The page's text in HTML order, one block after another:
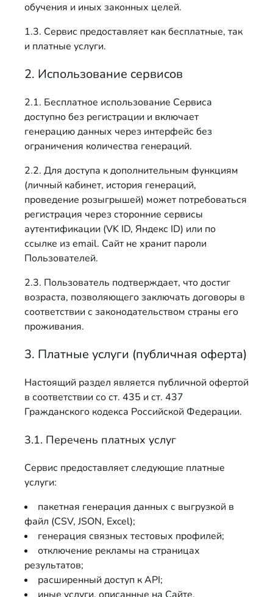
обучения и иных законных целей.
1.3. Сервис предоставляет как бесплатные, так
и платные услуги.
2. Использование сервисов
2.1. Бесплатное использование Сервиса
доступно без регистрации и включает
генерацию данных через интерфейс без
ограничения количества генераций.
2.2. Для доступа к дополнительным функциям
(личный кабинет, история генераций,
проведение розыгрышей) может потребоваться
регистрация через сторонние сервисы
аутентификации (VK ID, Яндекс ID) или по
ссылке из email. Сайт не хранит пароли
Пользователей.
2.3. Пользователь подтверждает, что достиг
возраста, позволяющего заключать договоры в
соответствии с законодательством страны его
проживания.
3. Платные услуги (публичная оферта)
Настоящий раздел является публичной офертой
в соответствии со ст. 435 и ст. 437
Гражданского кодекса Российской Федерации.
3.1. Перечень платных услуг
Сервис предоставляет следующие платные
услуги:
пакетная генерация данных с выгрузкой в
файл (CSV, JSON, Excel);
генерация связных тестовых профилей;
отключение рекламы на страницах
результатов;
расширенный доступ к API;